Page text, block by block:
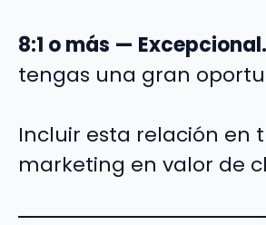
8:1 o más — Excepcional.
tengas una gran
Incluir esta relación en
marketing en valor de